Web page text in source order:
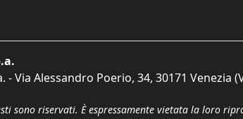
Via Alessandro Poerio, 34, 30171 Venezia
sono riservati. È espressamente vietata la loro